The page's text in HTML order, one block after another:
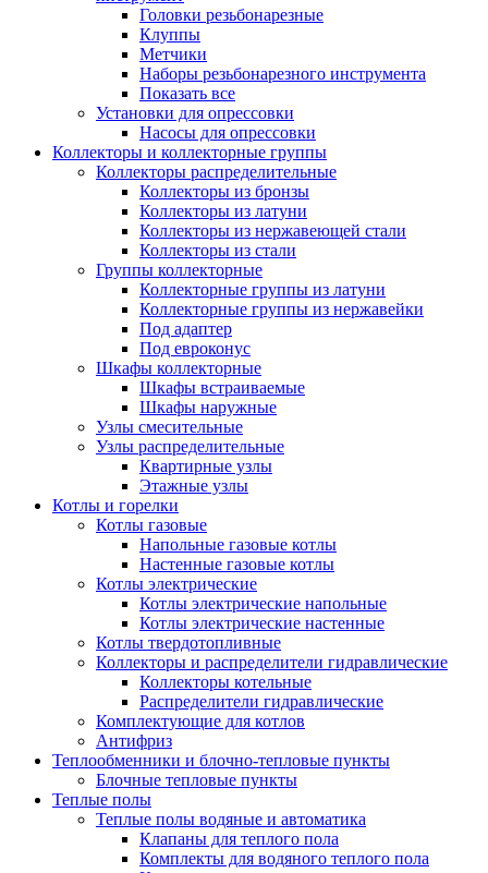
Головки резьбонарезные
Клуппы
Метчики
Наборы резьбонарезного инструмента
Показать все
Установки для опрессовки
Насосы для опрессовки
Коллекторы и коллекторные группы
Коллекторы распределительные
Коллекторы из бронзы
Коллекторы из латуни
Коллекторы из нержавеющей стали
Коллекторы из стали
Группы коллекторные
Коллекторные группы из латуни
Коллекторные группы из нержавейки
Под адаптер
Под евроконус
Шкафы коллекторные
Шкафы встраиваемые
Шкафы наружные
Узлы смесительные
Узлы распределительные
Квартирные узлы
Этажные узлы
Котлы и горелки
Котлы газовые
Напольные газовые котлы
Настенные газовые котлы
Котлы электрические
Котлы электрические напольные
Котлы электрические настенные
Котлы твердотопливные
Коллекторы и распределители гидравлические
Коллекторы котельные
Распределители гидравлические
Комплектующие для котлов
Антифриз
Теплообменники и блочно-тепловые пункты
Блочные тепловые пункты
Теплые полы
Теплые полы водяные и автоматика
Клапаны для теплого пола
Комплекты для водяного теплого пола